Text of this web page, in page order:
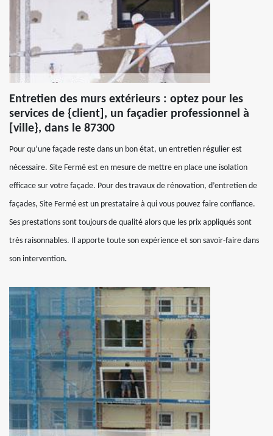
Entretien des murs extérieurs : optez pour les
services de {client], un façadier professionnel à
[ville}, dans le 87300
Pour qu’une façade reste dans un bon état, un entretien régulier est
nécessaire. Site Fermé est en mesure de mettre en place une isolation
efficace sur votre façade. Pour des travaux de rénovation, d’entretien de
façades, Site Fermé est un prestataire à qui vous pouvez faire confiance.
Ses prestations sont toujours de qualité alors que les prix appliqués sont
très raisonnables. Il apporte toute son expérience et son savoir-faire dans
son intervention.